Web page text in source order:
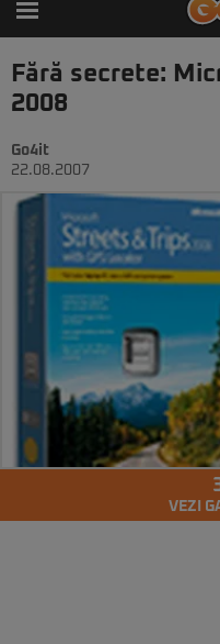
Fără secrete:
2008
Go4it
22.08.2007
VEZI